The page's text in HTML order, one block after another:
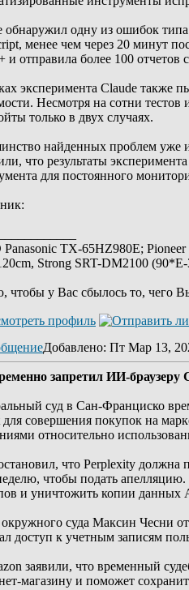
обнаружил одну из ошибок
менее чем через 20 минут
и отправила более 100
эксперимента Claude также
Несмотря на сотни тестов
только в двух случаях.
найденных проблем уже
что результаты
для постоянного
TX-65HZ980E;
Strong SRT-DM2100
чтобы у Вас сбылось то, чего
Добавлено: Пт Мар 13,
запретил ИИ-браузеру
суд в Сан-Франциско
для совершения покупок на
относительно
что Perplexity должна
чтобы подать апелляцию.
и уничтожить копии данных
суда Максин Чесни
доступ к учетным записям
заявили, что временный
магазину и поможет